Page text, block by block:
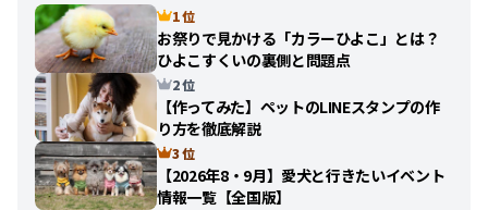
1 位
お祭りで見かける「カラーひよこ」とは？
ひよこすくいの裏側と問題点
2 位
【作ってみた】ペットのLINEスタンプの作
り方を徹底解説
3 位
【2026年8・9月】愛犬と行きたいイベント
情報一覧【全国版】